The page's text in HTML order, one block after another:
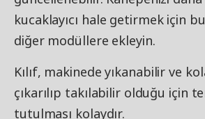
kucaklayıcı hale getirmek için
diğer modüllere ekleyin.
Kılıf, makinede yıkanabilir ve
çıkarılıp takılabilir olduğu için
tutulması kolaydır.